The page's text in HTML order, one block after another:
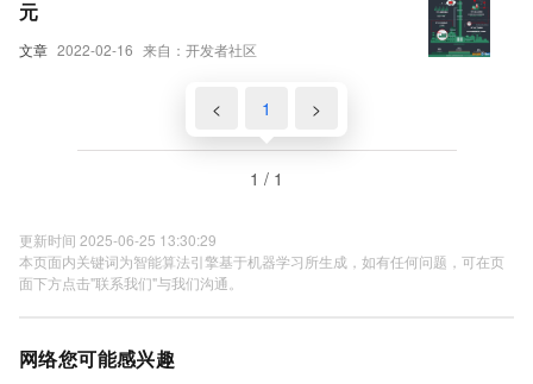
文章 2022-02-16 来自：开发者社区
元
< 1 >
1 / 1
更新时间 2025-06-25 13:30:29
本页面内关键词为智能算法引擎基于机器学习所生成，如有任何问题，可在页
面下方点击"联系我们"与我们沟通。
网络您可能感兴趣